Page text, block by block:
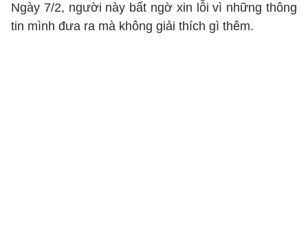
Ngày 7/2, người này bất ngờ xin lỗi vì những thông
tin mình đưa ra mà không giải thích gì thêm.